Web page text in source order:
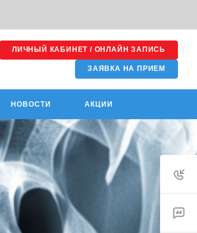
ЛИЧНЫЙ КАБИНЕТ / ОНЛАЙН ЗАПИСЬ
ЗАЯВКА НА ПРИЕМ
НОВОСТИ АКЦИИ